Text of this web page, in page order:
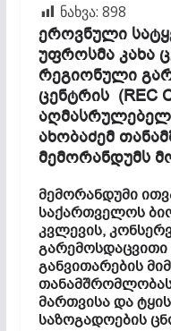
ნახვა: 898
ეროვნული
უფროსმა კახა
რეგიონული
ცენტრის (REC
ახობაძემ
მემორანდუმს
მემორანდუმი
საქართველოს
კვლევის,
განვითარების
მართვისა და
საზოგადოების